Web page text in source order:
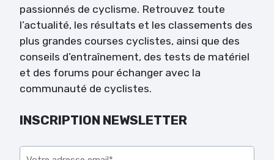
passionnés de cyclisme. Retrouvez toute
l’actualité, les résultats et les classements des
plus grandes courses cyclistes, ainsi que des
conseils d’entraînement, des tests de matériel
et des forums pour échanger avec la
communauté de cyclistes.
INSCRIPTION NEWSLETTER